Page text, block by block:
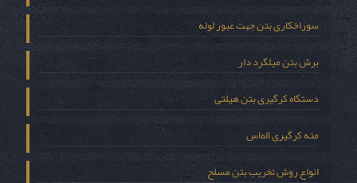
سوراخکاری بتن جهت عبور لوله
برش بتن میلگرد دار
دستگاه کرگیری بتن هیلتی
مته کرگیری الماس
انواع روش تخریب بتن مسلح